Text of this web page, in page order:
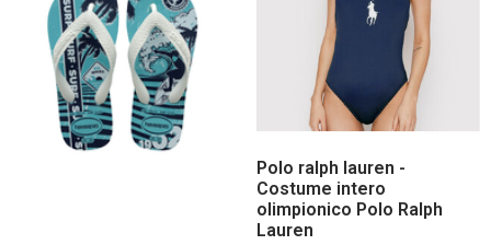
Polo ralph lauren -
Costume intero
olimpionico Polo Ralph
Lauren